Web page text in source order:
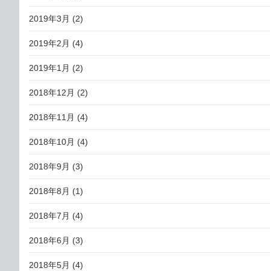
2019年3月 (2)
2019年2月 (4)
2019年1月 (2)
2018年12月 (2)
2018年11月 (4)
2018年10月 (4)
2018年9月 (3)
2018年8月 (1)
2018年7月 (4)
2018年6月 (3)
2018年5月 (4)